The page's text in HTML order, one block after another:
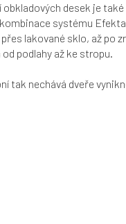
desek je
systému
lakované sklo, až
podlahy až ke stropu.
tak nechává dveře